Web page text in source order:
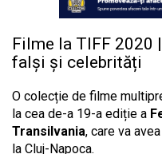
Filme la TIFF 2020
falși și celebrități
O colecție de filme
la cea de-a 19-a ediție a
Transilvania, care va
la Cluj-Napoca.